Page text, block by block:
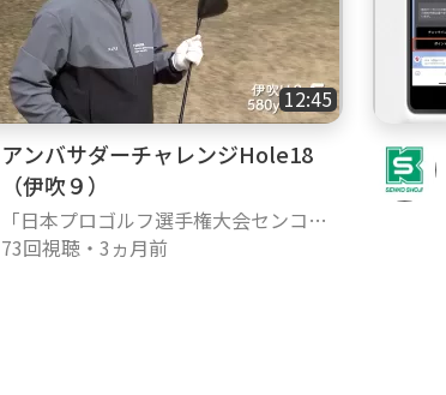
12:45
アンバサダーチャレンジHole18
（伊吹９）
「日本プロゴルフ選手権大会センコー
グループカップ」アンバサダーチャレ
73回視聴 ・ 3ヵ月前